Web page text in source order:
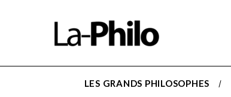
LES GRANDS PHILOSOPHES